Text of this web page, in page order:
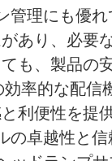
管理にも
あり、必要
も、製品の
率的な配信
利便性を提
の卓越性と